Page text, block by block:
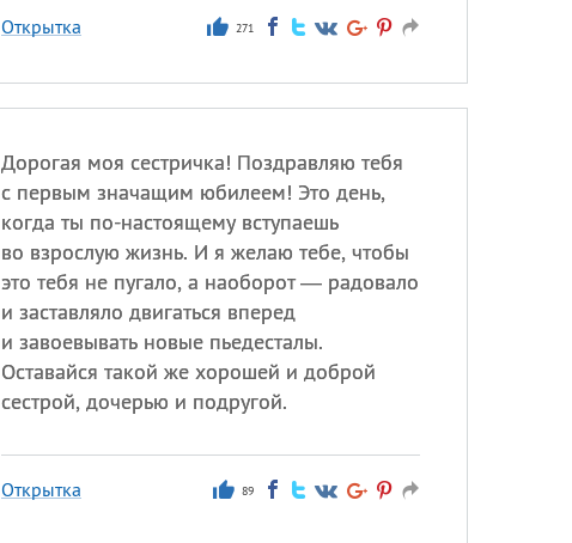
Открытка 271
Дорогая моя сестричка! Поздравляю тебя
с первым значащим юбилеем! Это день,
когда ты по-настоящему вступаешь
во взрослую жизнь. И я желаю тебе, чтобы
это тебя не пугало, а наоборот — радовало
и заставляло двигаться вперед
и завоевывать новые пьедесталы.
Оставайся такой же хорошей и доброй
сестрой, дочерью и подругой.
Открытка 89